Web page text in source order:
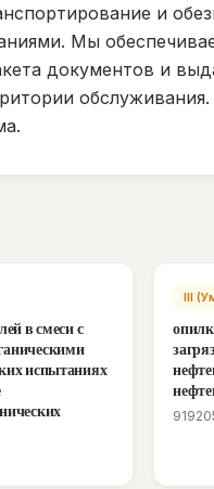
и
Мы
документов и
в смеси с
испытаниях
III